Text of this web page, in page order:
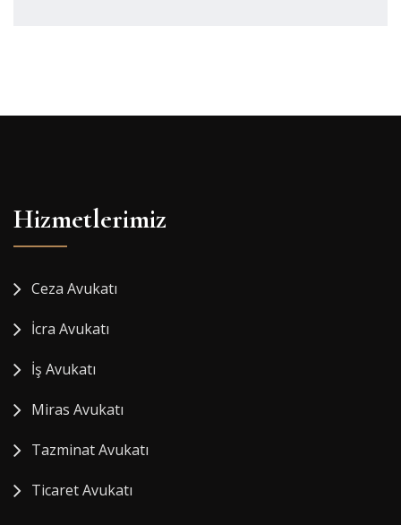
Hizmetlerimiz
Ceza Avukatı
İcra Avukatı
İş Avukatı
Miras Avukatı
Tazminat Avukatı
Ticaret Avukatı